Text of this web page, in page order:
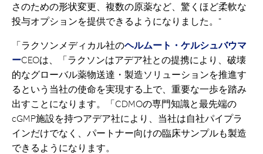
さのための形状変更、複数の原薬など、驚くほど柔軟な
投与オプションを提供できるようになりました。"
「ラクソンメディカル社のヘルムート・ケルシュバウマ
ーCEOは、「ラクソンはアデア社との提携により、破壊
的なグローバル薬物送達・製造ソリューションを推進す
るという当社の使命を実現する上で、重要な一歩を踏み
出すことになります。「CDMOの専門知識と最先端の
cGMP施設を持つアデア社により、当社は自社パイプラ
インだけでなく、パートナー向けの臨床サンプルも製造
できるようになります。